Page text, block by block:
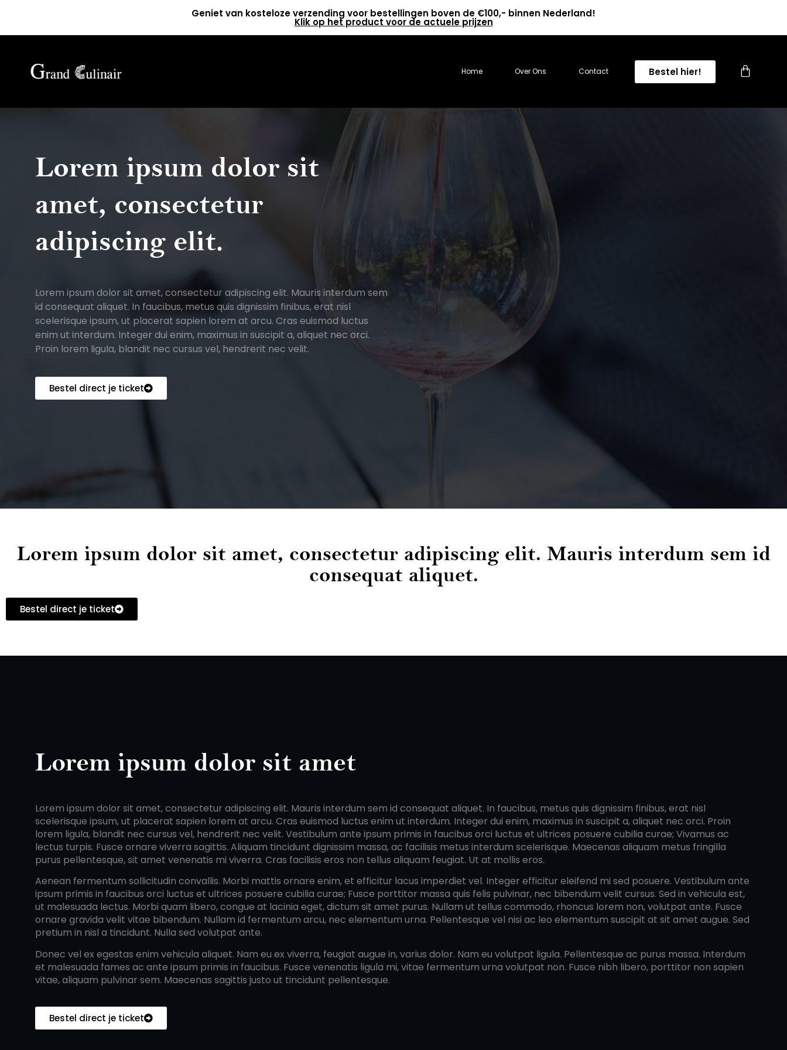
Geniet van kosteloze verzending voor bestellingen boven de €100,- binnen Nederland!
Klik op het product voor de actuele prijzen
Home Over Ons Contact Bestel hier!
0
Lorem ipsum dolor sit
amet, consectetur
adipiscing elit.
Lorem ipsum dolor sit amet, consectetur adipiscing elit. Mauris interdum sem
id consequat aliquet. In faucibus, metus quis dignissim finibus, erat nisl
scelerisque ipsum, ut placerat sapien lorem at arcu. Cras euismod luctus
enim ut interdum. Integer dui enim, maximus in suscipit a, aliquet nec orci.
Proin lorem ligula, blandit nec cursus vel, hendrerit nec velit.
Bestel direct je ticket
Lorem ipsum dolor sit amet, consectetur adipiscing elit. Mauris interdum sem id
consequat aliquet.
Bestel direct je ticket
Lorem ipsum dolor sit amet
Lorem ipsum dolor sit amet, consectetur adipiscing elit. Mauris interdum sem id consequat aliquet. In faucibus, metus quis dignissim finibus, erat nisl
scelerisque ipsum, ut placerat sapien lorem at arcu. Cras euismod luctus enim ut interdum. Integer dui enim, maximus in suscipit a, aliquet nec orci. Proin
lorem ligula, blandit nec cursus vel, hendrerit nec velit. Vestibulum ante ipsum primis in faucibus orci luctus et ultrices posuere cubilia curae; Vivamus ac
lectus turpis. Fusce ornare viverra sagittis. Aliquam tincidunt dignissim massa, ac facilisis metus interdum scelerisque. Maecenas aliquam metus fringilla
purus pellentesque, sit amet venenatis mi viverra. Cras facilisis eros non tellus aliquam feugiat. Ut at mollis eros.
Aenean fermentum sollicitudin convallis. Morbi mattis ornare enim, et efficitur lacus imperdiet vel. Integer efficitur eleifend mi sed posuere. Vestibulum ante
ipsum primis in faucibus orci luctus et ultrices posuere cubilia curae; Fusce porttitor massa quis felis pulvinar, nec bibendum velit cursus. Sed in vehicula est,
ut malesuada lectus. Morbi quam libero, congue at lacinia eget, dictum sit amet purus. Nullam ut tellus commodo, rhoncus lorem non, volutpat ante. Fusce
ornare gravida velit vitae bibendum. Nullam id fermentum arcu, nec elementum urna. Pellentesque vel nisi ac leo elementum suscipit at sit amet augue. Sed
pretium in nisl a tincidunt. Nulla sed volutpat ante.
Donec vel ex egestas enim vehicula aliquet. Nam eu ex viverra, feugiat augue in, varius dolor. Nam eu volutpat ligula. Pellentesque ac purus massa. Interdum
et malesuada fames ac ante ipsum primis in faucibus. Fusce venenatis ligula mi, vitae fermentum urna volutpat non. Fusce nibh libero, porttitor non sapien
vitae, aliquam pulvinar sem. Maecenas sagittis justo ut tincidunt pellentesque.
Bestel direct je ticket